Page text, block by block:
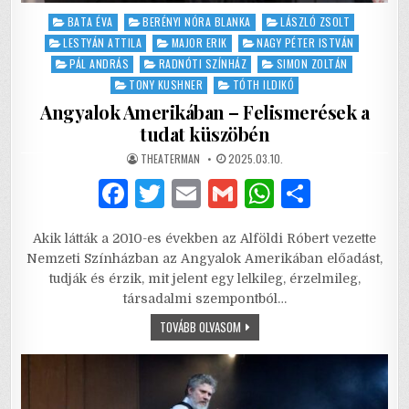
Posted
in
BATA ÉVA BERÉNYI NÓRA BLANKA
LÁSZLÓ ZSOLT
LESTYÁN ATTILA
MAJOR ERIK
NAGY PÉTER ISTVÁN
PÁL ANDRÁS
RADNÓTI SZÍNHÁZ
SIMON ZOLTÁN
TONY KUSHNER
TÓTH ILDIKÓ
Angyalok Amerikában – Felismerések a
tudat küszöbén
AUTHOR:
THEATERMAN PUBLISHED
DATE:
2025.03.10.
F
c
e
b
T
it
te
r
E
ai
l
G
ai
l
W
at
s
A
ar
e
Akik látták a 2010-es években az Alföldi Róbert vezette
Nemzeti Színházban az Angyalok Amerikában előadást,
tudják és érzik, mit jelent egy lelkileg, érzelmileg,
társadalmi szempontból…
TOVÁBB OLVASOMANGYALOK
AMERIKÁBAN
–